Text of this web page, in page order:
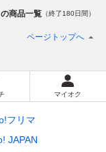
商品一覧 （終了180日間）
ページトップへ
マイオク
フリマ
JAPAN